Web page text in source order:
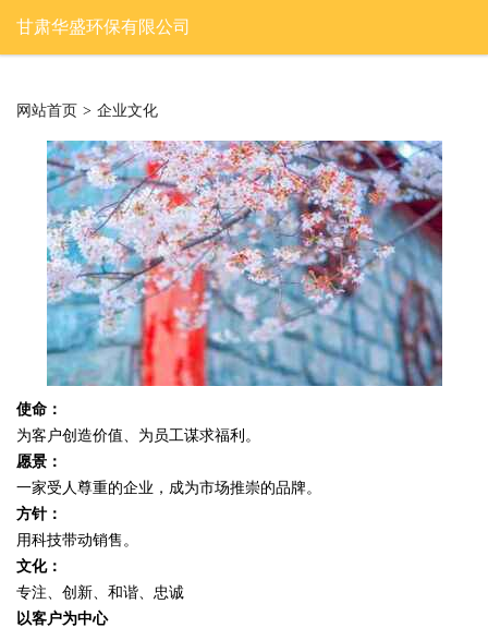
甘肃华盛环保有限公司
网站首页 > 企业文化
使命：
为客户创造价值、为员工谋求福利。
愿景：
一家受人尊重的企业，成为市场推崇的品牌。
方针：
用科技带动销售。
文化：
专注、创新、和谐、忠诚
以客户为中心